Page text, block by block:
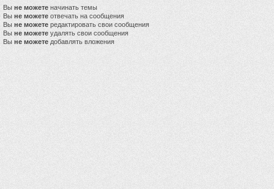
Вы не можете начинать темы
Вы не можете отвечать на сообщения
Вы не можете редактировать свои сообщения
Вы не можете удалять свои сообщения
Вы не можете добавлять вложения